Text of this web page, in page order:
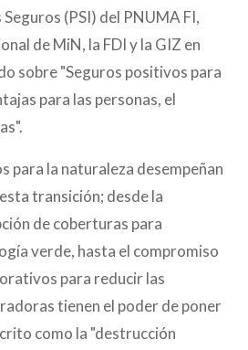
(PSI) del PNUMA FI,
de MiN, la FDI y la GIZ en
sobre "Seguros positivos para
para las personas, el
para la naturaleza desempeñan
transición; desde la
de coberturas para
verde, hasta el compromiso
para reducir las
tienen el poder de poner
como la "destrucción